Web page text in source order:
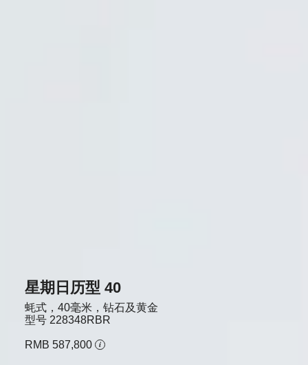
星期日历型 40
蚝式，40毫米，钻石及黄金
型号 228348RBR
RMB 587,800